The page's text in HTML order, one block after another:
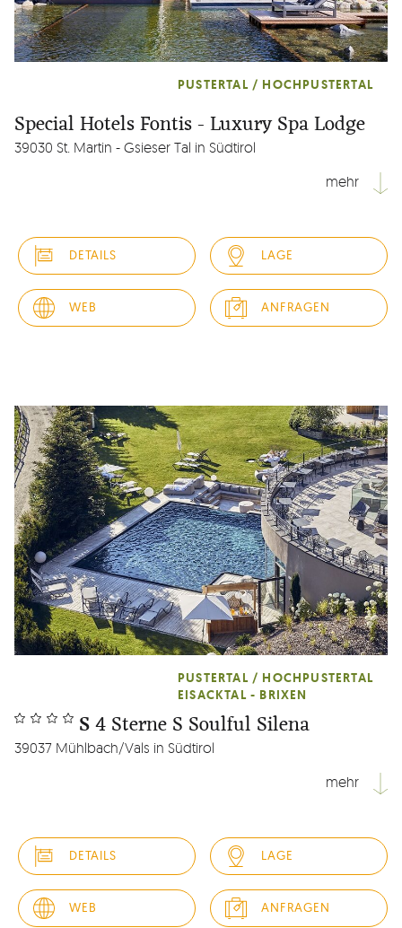
Special Hotels Fontis - Luxury Spa Lodge
39030 St. Martin - Gsieser Tal in Südtirol
PUSTERTAL / HOCHPUSTERTAL
mehr
Die legere Art, Urlaub in Südtirol ganz in der Nähe vom
Kronplatz, auf ganz hohem Niveau zu genießen. Dort, wo
sich Luxus, Service, Nachhaltigkeit, Natur und Design die
Hand reichen – in der neuen FONTIS luxury spa lodge im
wunderschönen Gsieser Tal.
DETAILS LAGE
WEB ANFRAGEN
S4 Sterne S Soulful Silena
39037 Mühlbach/Vals in Südtirol
PUSTERTAL / HOCHPUSTERTAL
EISACKTAL - BRIXEN
mehr
Metern Höhe, umgeben von heilenden Hochmoor-
Pflanzen, begegnen Südtiroler Traditionen
südostasiatischen Wohlfühlgeheimnissen: Im 4 Sterne S -
Hotel SILENA,
your soulful hotel in Südtirol
. Ein Ort, an dem
man ankommen kann –...
DETAILS LAGE
WEB ANFRAGEN